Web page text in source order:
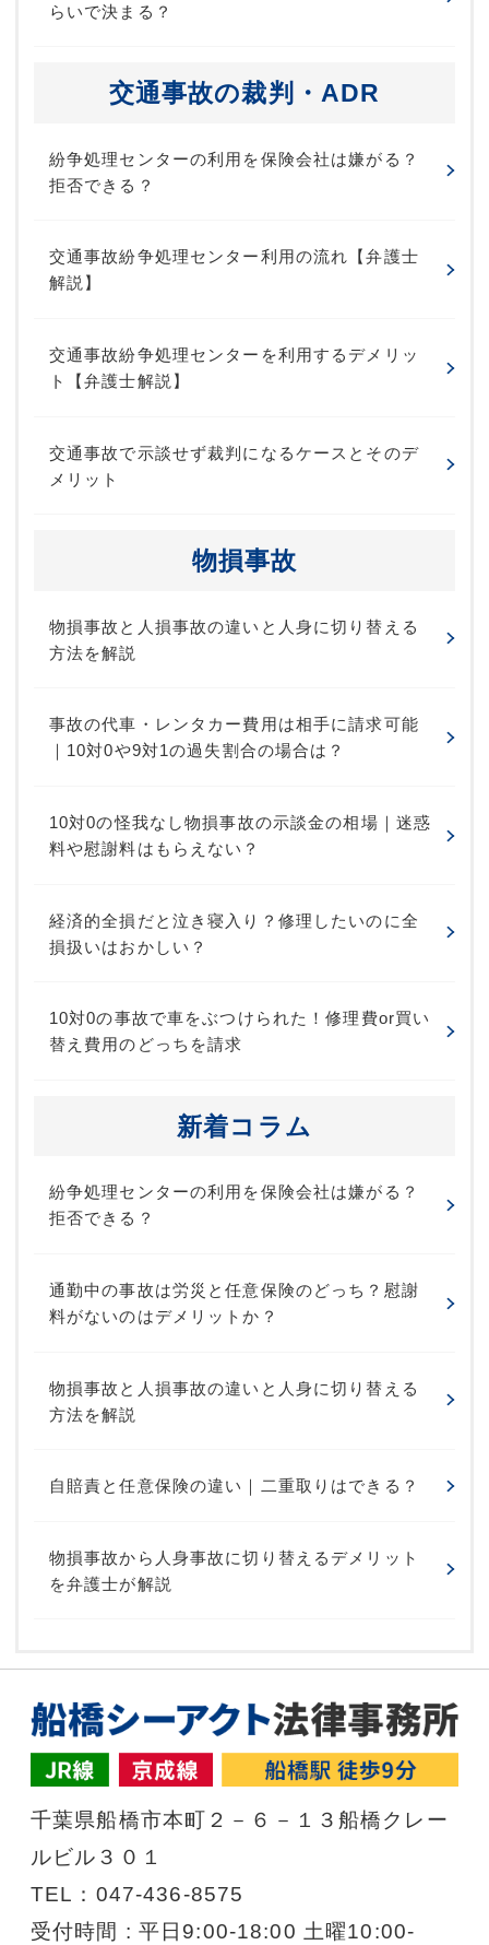
らいで決まる？
交通事故の裁判・ADR
紛争処理センターの利用を保険会社は嫌がる？
拒否できる？
交通事故紛争処理センター利用の流れ【弁護士
解説】
交通事故紛争処理センターを利用するデメリッ
ト【弁護士解説】
交通事故で示談せず裁判になるケースとそのデ
メリット
物損事故
物損事故と人損事故の違いと人身に切り替える
方法を解説
事故の代車・レンタカー費用は相手に請求可能
｜10対0や9対1の過失割合の場合は？
10対0の怪我なし物損事故の示談金の相場｜迷惑
料や慰謝料はもらえない？
経済的全損だと泣き寝入り？修理したいのに全
損扱いはおかしい？
10対0の事故で車をぶつけられた！修理費or買い
替え費用のどっちを請求
新着コラム
紛争処理センターの利用を保険会社は嫌がる？
拒否できる？
通勤中の事故は労災と任意保険のどっち？慰謝
料がないのはデメリットか？
物損事故と人損事故の違いと人身に切り替える
方法を解説
自賠責と任意保険の違い｜二重取りはできる？
物損事故から人身事故に切り替えるデメリット
を弁護士が解説
千葉県船橋市本町２－６－１３船橋クレー
ルビル３０１
TEL：047-436-8575
受付時間 : 平日9:00-18:00 土曜10:00-